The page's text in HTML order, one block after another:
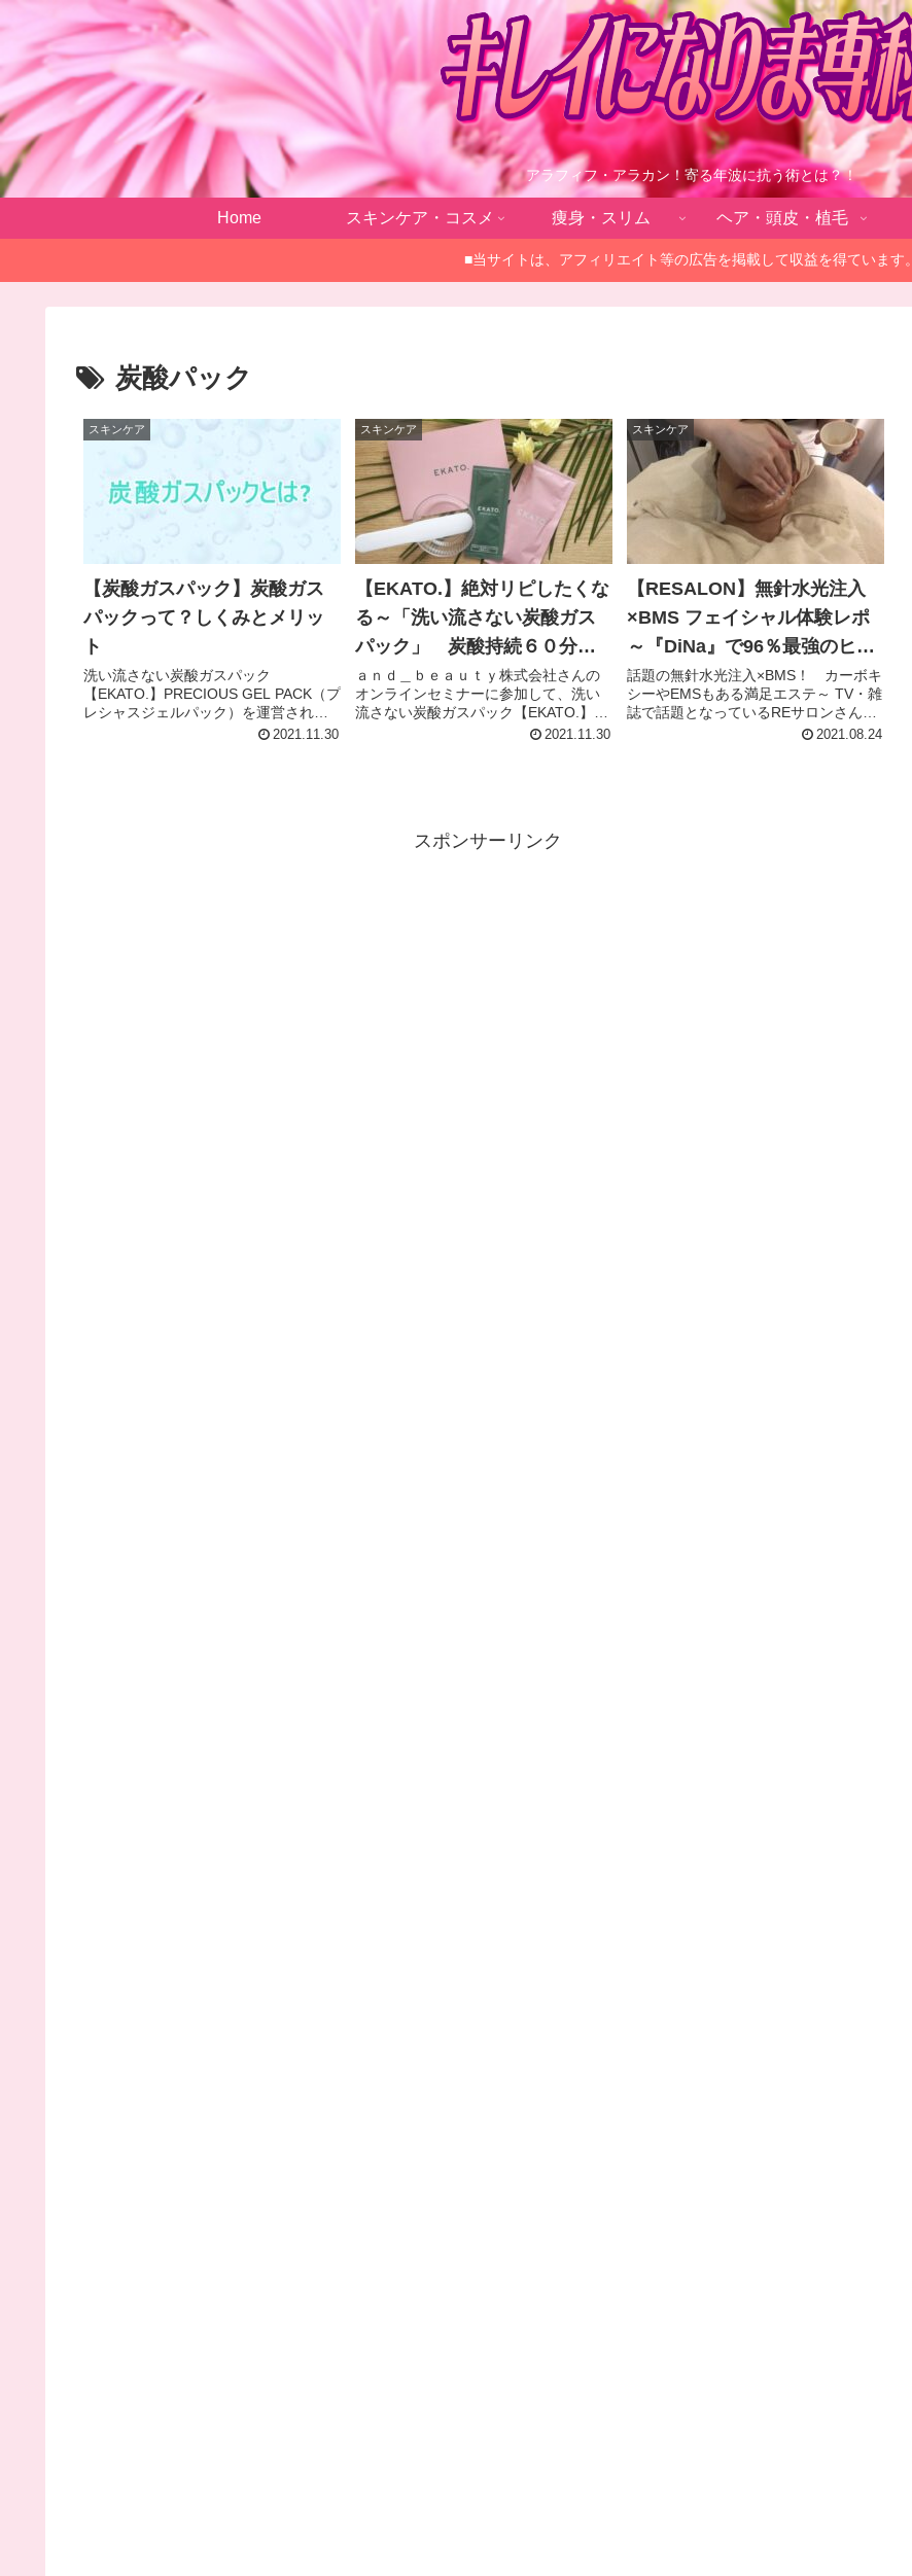
アラフィフ・アラカン！寄る年波に抗う術とは？！
Home スキンケア・コスメ 痩身・スリム ヘア・頭皮・植毛
■当サイトは、アフィリエイト等の広告を掲載して収益を得ています。
炭酸パック
スキンケア
【炭酸ガスパック】炭酸ガス
パックって？しくみとメリッ
ト
洗い流さない炭酸ガスパック
【EKATO.】PRECIOUS GEL PACK（プ
レシャスジェルパック）を運営されて
いるａｎｄ＿ｂｅａｕｔｙ株式会社さ
2021.11.30
スキンケア
【EKATO.】絶対リピしたくな
る～「洗い流さない炭酸ガス
パック」 炭酸持続６０分っ
てすごい！アトピー＆敏感肌
さんにも◎
ａｎｄ＿ｂｅａｕｔｙ株式会社さんの
オンラインセミナーに参加して、洗い
流さない炭酸ガスパック【EKATO.】
PRECIOUS GEL PACK（プレシャスジ
2021.11.30
スキンケア
【RESALON】無針水光注入
×BMS フェイシャル体験レポ
～『DiNa』で96％最強のヒト
幹細胞培養液を肌の奥へ!
話題の無針水光注入×BMS！ カーボキ
シーやEMSもある満足エステ～ TV・雑
誌で話題となっているREサロンさん
で、すっごいフェイシャルエステを体
2021.08.24
スポンサーリンク